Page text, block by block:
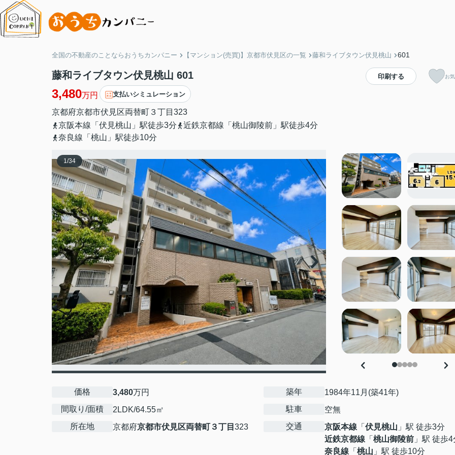
全国の不動産のことならおうちカンパニー 【マンション(売買)】京都市伏見区の一覧 藤和ライブタウン伏見桃山 601
藤和ライブタウン伏見桃山 601
3,480万円 支払いシミュレーション
京都府京都市伏見区両替町３丁目 323
京阪本線「伏見桃山」駅徒歩3分
近鉄京都線「桃山御陵前」駅徒歩4分
奈良線「桃山」駅徒歩10分
印刷する お
1/34
価格 3,480万円
間取り/面積
2LDK/64.55㎡
所在地
京都府京都市伏見区両替町３丁目 323
築年
1984年11月(築41年)
駐車
空無
交通
京阪本線 「 伏見桃山 」駅 徒歩3分
近鉄京都線 「 桃山御陵前 」駅 徒歩4
奈良線 「 桃山 」駅 徒歩10分